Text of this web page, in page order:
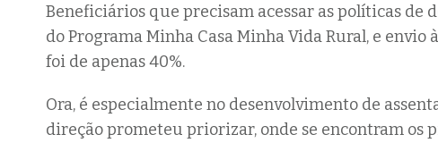
Beneficiários que precisam acessar as políticas de
do Programa Minha Casa Minha Vida Rural, e envio
foi de apenas 40%.
Ora, é especialmente no desenvolvimento de
direção prometeu priorizar, onde se encontram os